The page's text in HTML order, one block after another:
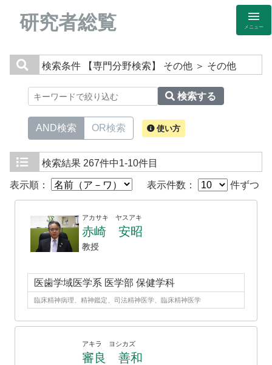
研究者総覧 メニュー
検索条件 【専門分野検索】 その他 ＞ その他
検索する
AND検索 OR検索 使い方
検索結果 267件中1-10件目
表示順： 表示件数： 件ずつ
アカサキ ヤスアキ
赤崎 安昭
教授
医歯学域医学系 医学部 保健学科
臨床精神病理、精神鑑定、司法精神医学、臨床精神医学
アキラ ヨシカズ
審良 善和